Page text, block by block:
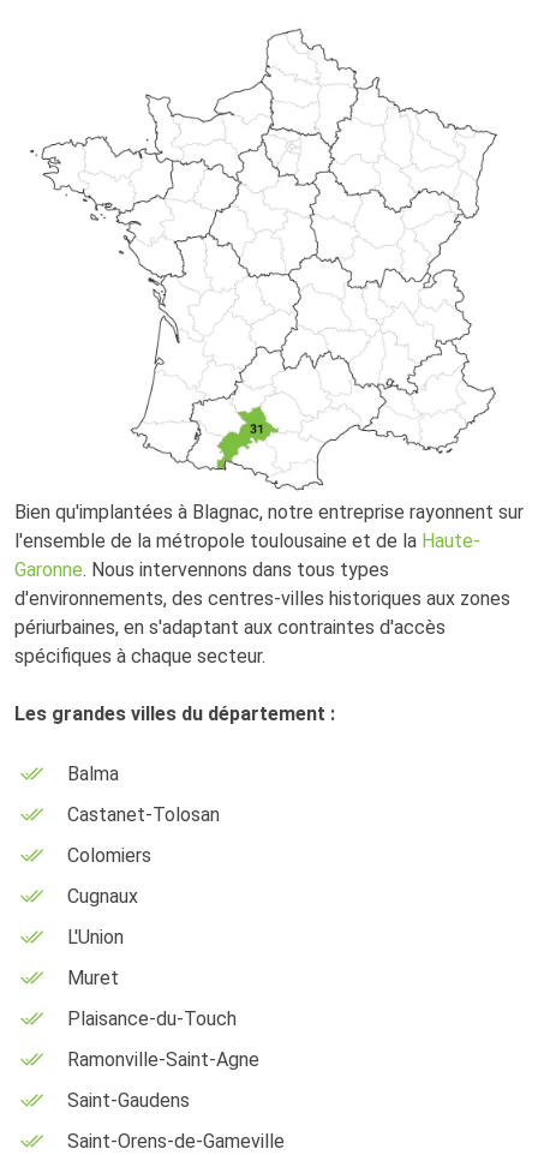
Bien qu'implantées à Blagnac, notre entreprise rayonnent sur
l'ensemble de la métropole toulousaine et de la Haute-
Garonne. Nous intervennons dans tous types
d'environnements, des centres-villes historiques aux zones
périurbaines, en s'adaptant aux contraintes d'accès
spécifiques à chaque secteur.
Les grandes villes du département :
Balma
Castanet-Tolosan
Colomiers
Cugnaux
L'Union
Muret
Plaisance-du-Touch
Ramonville-Saint-Agne
Saint-Gaudens
Saint-Orens-de-Gameville